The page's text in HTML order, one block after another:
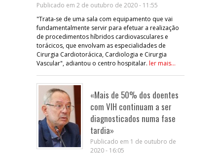
Publicado em 2 de outubro de 2020 - 11:55
"Trata-se de uma sala com equipamento que vai
fundamentalmente servir para efetuar a realização
de procedimentos híbridos cardiovasculares e
torácicos, que envolvam as especialidades de
Cirurgia Cardiotorácica, Cardiologia e Cirurgia
Vascular", adiantou o centro hospitalar. ler mais...
«Mais de 50% dos doentes
com VIH continuam a ser
diagnosticados numa fase
tardia»
Publicado em 1 de outubro de
2020 - 16:05